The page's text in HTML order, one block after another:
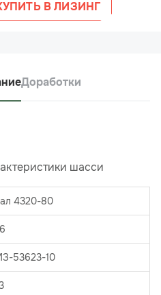
В ЛИЗИНГ
Доработки
шасси
4320-80
53623-10